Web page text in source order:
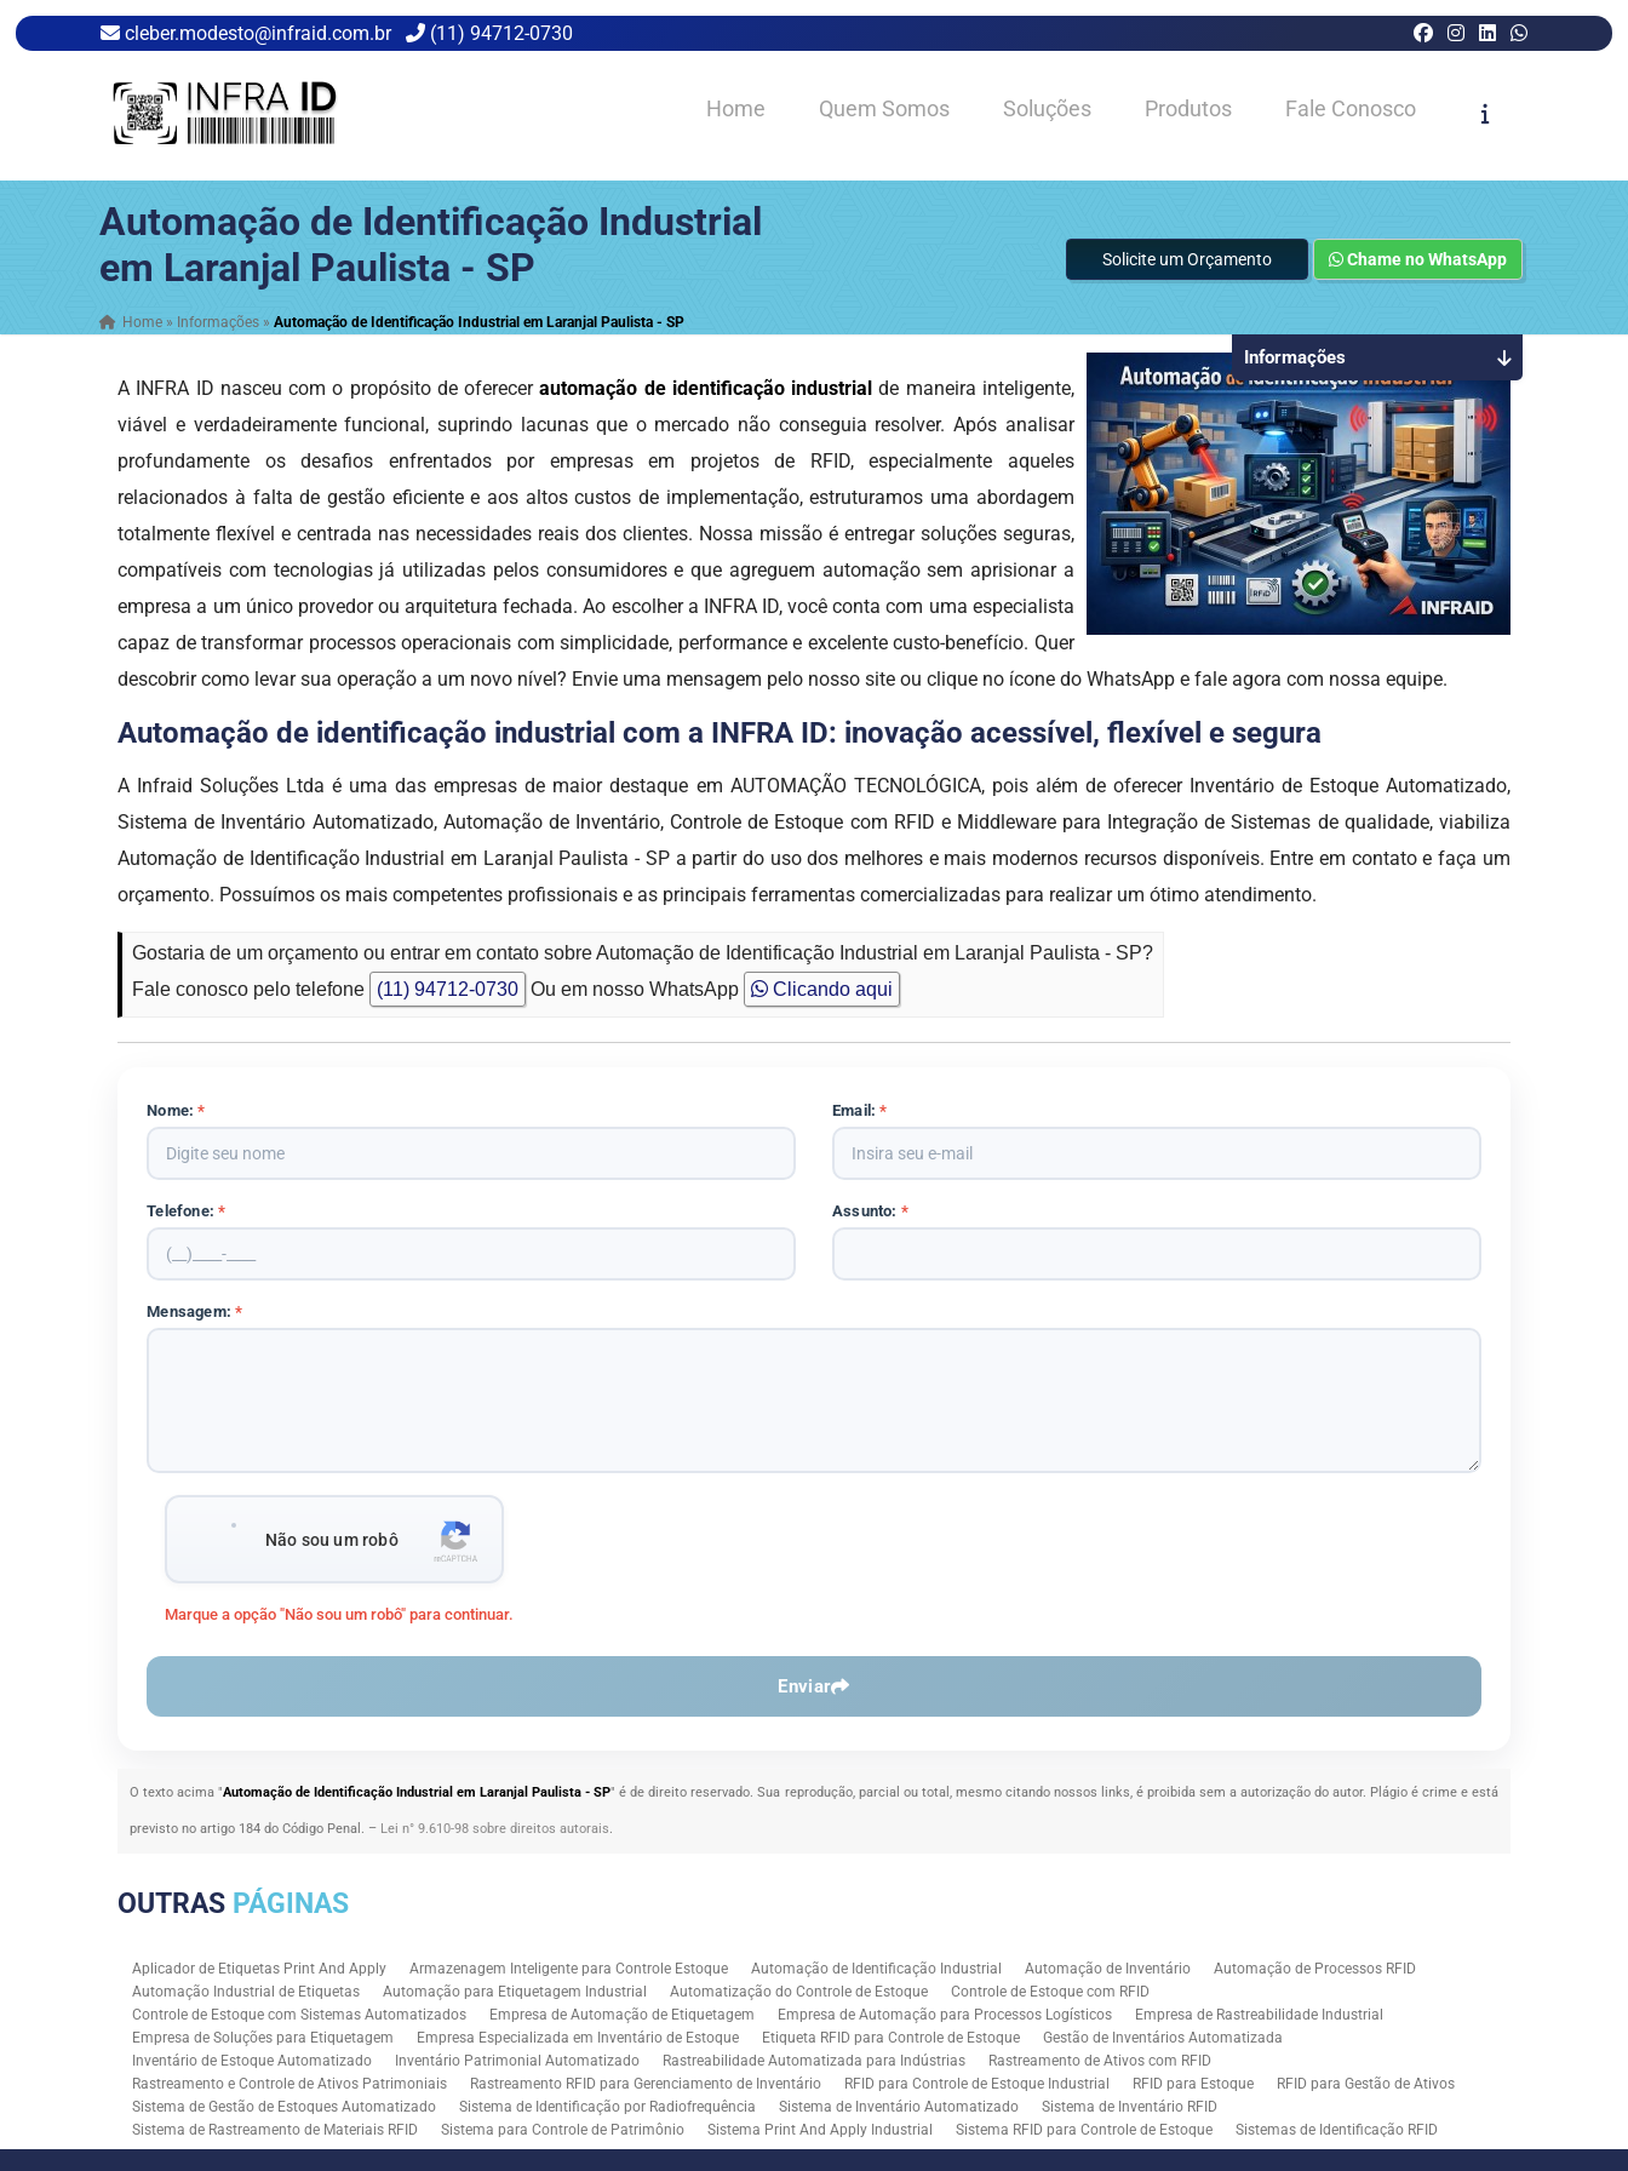
cleber.modesto@infraid.com.br (11) 94712-0730
Home Quem Somos Soluções Produtos Fale Conosco
Automação de Identificação Industrial
em Laranjal Paulista - SP
Home » Informações »Automação de Identificação Industrial em Laranjal Paulista - SP
Solicite um Orçamento Chame no WhatsApp
A INFRA ID nasceu com o propósito de oferecerautomação de identificação industrial de maneira inteligente,
viável e verdadeiramente funcional, suprindo lacunas que o mercado não conseguia resolver. Após analisar
profundamente os desafios enfrentados por empresas em projetos de RFID, especialmente aqueles
relacionados à falta de gestão eficiente e aos altos custos de implementação, estruturamos uma abordagem
totalmente flexível e centrada nas necessidades reais dos clientes. Nossa missão é entregar soluções seguras,
compatíveis com tecnologias já utilizadas pelos consumidores e que agreguem automação sem aprisionar a
empresa a um único provedor ou arquitetura fechada. Ao escolher a INFRA ID, você conta com uma especialista
capaz de transformar processos operacionais com simplicidade, performance e excelente custo-benefício. Quer
descobrir como levar sua operação a um novo nível? Envie uma mensagem pelo nosso site ou clique no ícone do WhatsApp e fale agora com nossa equipe.
Automação de identificação industrial com a INFRA ID: inovação acessível, flexível e segura
A Infraid Soluções Ltda é uma das empresas de maior destaque em AUTOMAÇÃO TECNOLÓGICA, pois além de oferecer Inventário de Estoque Automatizado,
Sistema de Inventário Automatizado, Automação de Inventário, Controle de Estoque com RFID e Middleware para Integração de Sistemas de qualidade, viabiliza
Automação de Identificação Industrial em Laranjal Paulista - SP a partir do uso dos melhores e mais modernos recursos disponíveis. Entre em contato e faça um
orçamento. Possuímos os mais competentes profissionais e as principais ferramentas comercializadas para realizar um ótimo atendimento.
Gostaria de um orçamento ou entrar em contato sobre Automação de Identificação Industrial em Laranjal Paulista - SP?
Fale conosco pelo telefone
(11) 94712-0730 Ou em nosso WhatsApp Clicando aqui
Nome:* Email:*
Telefone:* Assunto: *
Mensagem:*
Não sou um robô
Marque a opção "Não sou um robô" para continuar.
Enviar
O texto acima "Automação de Identificação Industrial em Laranjal Paulista - SP" é de direito reservado. Sua reprodução, parcial ou total, mesmo citando nossos links, é proibida sem a autorização do autor. Plágio é crime e está
previsto no artigo 184 do Código Penal. – Lei n° 9.610-98 sobre direitos autorais.
Informações
OUTRAS PÁGINAS
Aplicador de Etiquetas Print And Apply Armazenagem Inteligente para Controle Estoque Automação de Identificação Industrial Automação de Inventário
Automação de Processos RFID
Automação Industrial de Etiquetas
Automação para Etiquetagem Industrial Automatização do Controle de Estoque
Controle de Estoque com RFID
Controle de Estoque com Sistemas Automatizados
Empresa de Automação de Etiquetagem Empresa de Automação para Processos Logísticos
Empresa de Rastreabilidade Industrial
Empresa de Soluções para Etiquetagem
Empresa Especializada em Inventário de Estoque Etiqueta RFID para Controle de Estoque
Gestão de Inventários Automatizada
Inventário de Estoque Automatizado
Inventário Patrimonial Automatizado Rastreabilidade Automatizada para Indústrias
Rastreamento de Ativos com RFID
Rastreamento e Controle de Ativos Patrimoniais
Rastreamento RFID para Gerenciamento de Inventário RFID para Controle de Estoque Industrial RFID para Estoque
RFID para Gestão de Ativos
Sistema de Gestão de Estoques Automatizado
Sistema de Identificação por Radiofrequência Sistema de Inventário Automatizado
Sistema de Inventário RFID
Sistema de Rastreamento de Materiais RFID
Sistema para Controle de Patrimônio Sistema Print And Apply Industrial Sistema RFID para Controle de Estoque
Sistemas de Identificação RFID
Solução RFID para Controle Patrimonial Industrial
Solução RFID para Indústria Soluções de Impressão e Aplicação de Etiquetas
Soluções em Rastreamento RFID